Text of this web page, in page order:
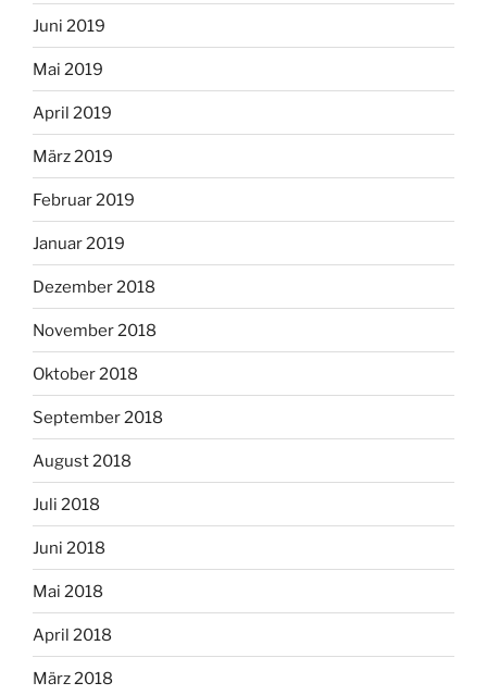
Juni 2019
Mai 2019
April 2019
März 2019
Februar 2019
Januar 2019
Dezember 2018
November 2018
Oktober 2018
September 2018
August 2018
Juli 2018
Juni 2018
Mai 2018
April 2018
März 2018